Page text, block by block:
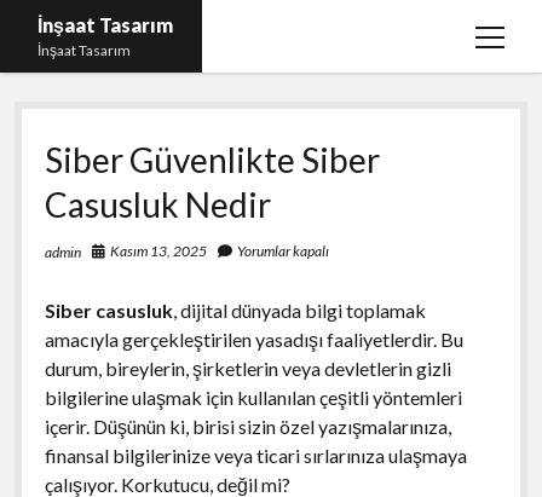
İnşaat Tasarım
İnşaat Tasarım
menüyü
Instagram Gizli Hesap Bakma
Instagram Türk Takipçi Yükleme Ücretsiz
Liste
Sayfa Listesi
Siber Güvenlikte Siber
Casusluk Nedir
admin Kasım 13, 2025 Yorumlar kapalı
Siber casusluk, dijital dünyada bilgi toplamak
amacıyla gerçekleştirilen yasadışı faaliyetlerdir. Bu
durum, bireylerin, şirketlerin veya devletlerin gizli
bilgilerine ulaşmak için kullanılan çeşitli yöntemleri
içerir. Düşünün ki, birisi sizin özel yazışmalarınıza,
finansal bilgilerinize veya ticari sırlarınıza ulaşmaya
çalışıyor. Korkutucu, değil mi?